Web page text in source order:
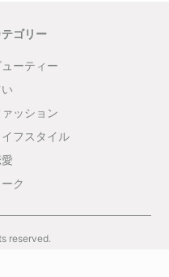
テゴリー
ューティー
ッション
イフスタイル
ク
reserved.